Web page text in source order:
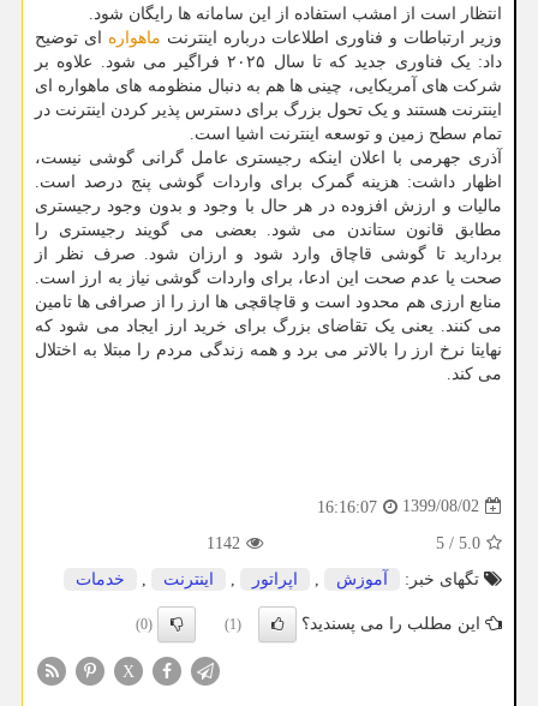
انتظار است از امشب استفاده از این سامانه ها رایگان شود.
وزیر ارتباطات و فناوری اطلاعات درباره اینترنت ماهواره ای توضیح
داد: یک فناوری جدید که تا سال ۲۰۲۵ فراگیر می شود. علاوه بر
شرکت های آمریکایی، چینی ها هم به دنبال منظومه های ماهواره ای
اینترنت هستند و یک تحول بزرگ برای دسترس پذیر کردن اینترنت در
تمام سطح زمین و توسعه اینترنت اشیا است.
آذری جهرمی با اعلان اینکه رجیستری عامل گرانی گوشی نیست،
اظهار داشت: هزینه گمرک برای واردات گوشی پنج درصد است.
مالیات و ارزش افزوده در هر حال با وجود و بدون وجود رجیستری
مطابق قانون ستاندن می شود. بعضی می گویند رجیستری را
بردارید تا گوشی قاچاق وارد شود و ارزان شود. صرف نظر از
صحت یا عدم صحت این ادعا، برای واردات گوشی نیاز به ارز است.
منابع ارزی هم محدود است و قاچاقچی ها ارز را از صرافی ها تامین
می کنند. یعنی یک تقاضای بزرگ برای خرید ارز ایجاد می شود که
نهایتا نرخ ارز را بالاتر می برد و همه زندگی مردم را مبتلا به اختلال
می کند.
1399/08/02
16:16:07
5.0
/
5
1142
تگهای خبر:
آموزش اپراتور اینترنت خدمات
این مطلب را می پسندید؟ (1)
(0)
X